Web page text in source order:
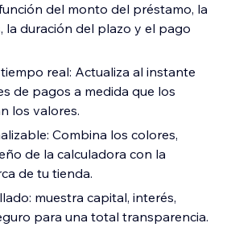
del monto del préstamo, la
la duración del plazo y el pago
real: Actualiza al instante
de pagos a medida que los
los valores.
Combina los colores,
de la calculadora con la
de tu tienda.
muestra capital, interés,
para una total transparencia.